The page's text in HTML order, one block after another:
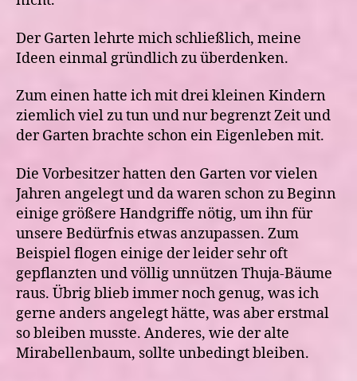
Der Garten lehrte mich schließlich, meine
Ideen einmal gründlich zu überdenken.
Zum einen hatte ich mit drei kleinen Kindern
ziemlich viel zu tun und nur begrenzt Zeit und
der Garten brachte schon ein Eigenleben mit.
Die Vorbesitzer hatten den Garten vor vielen
Jahren angelegt und da waren schon zu Beginn
einige größere Handgriffe nötig, um ihn für
unsere Bedürfnis etwas anzupassen. Zum
Beispiel flogen einige der leider sehr oft
gepflanzten und völlig unnützen Thuja-Bäume
raus. Übrig blieb immer noch genug, was ich
gerne anders angelegt hätte, was aber erstmal
so bleiben musste. Anderes, wie der alte
Mirabellenbaum, sollte unbedingt bleiben.